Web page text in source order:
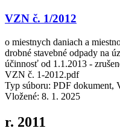
VZN č. 1/2012
o miestnych daniach a
drobné stavebné odpady na
účinnosť od 1.1.2013 -
VZN č. 1-2012.pdf
Typ súboru: PDF dokument,
Vložené: 8. 1. 2025
r. 2011